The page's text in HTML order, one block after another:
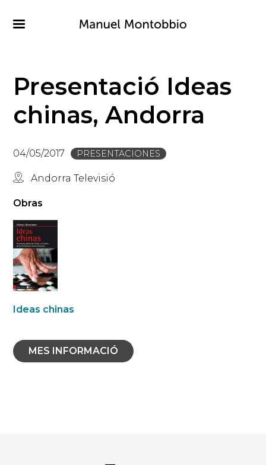
contenido
Presentació Ideas
chinas, Andorra
04/05/2017 PRESENTACIONES
Andorra Televisió
Obras
Ideas chinas
MES INFORMACIÓ